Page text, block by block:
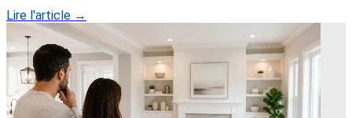
Lire l'article →